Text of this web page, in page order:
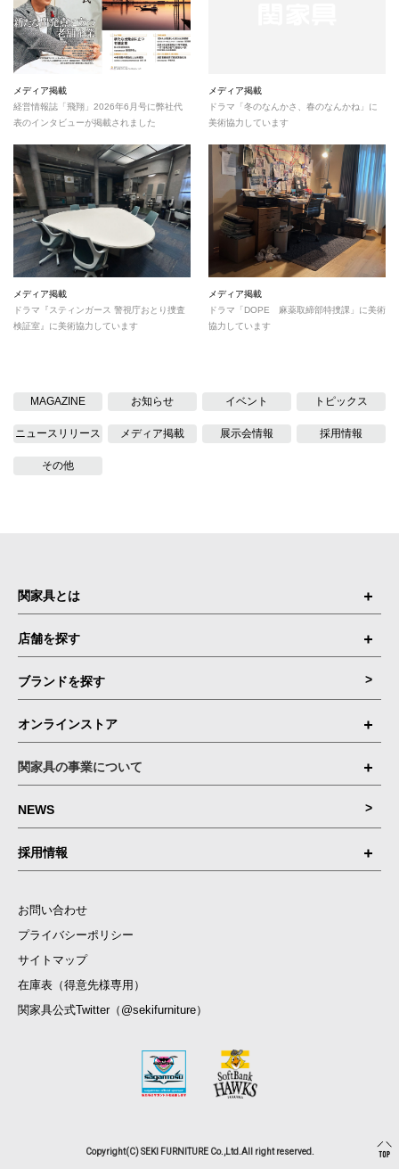
メディア掲載
経営情報誌「飛翔」2026年6月号に弊社代
表のインタビューが掲載されました
メディア掲載
ドラマ「冬のなんかさ、春のなんかね」に
美術協力しています
メディア掲載
ドラマ『スティンガース 警視庁おとり捜査
検証室』に美術協力しています
メディア掲載
ドラマ「DOPE 麻薬取締部特捜課」に美術
協力しています
MAGAZINE お知らせ イベント トピックス
ニュースリリース メディア掲載 展示会情報 採用情報
その他
関家具とは
店舗を探す
ブランドを探す
オンラインストア
関家具の事業について
NEWS
採用情報
お問い合わせ
プライバシーポリシー
サイトマップ
在庫表（得意先様専用）
関家具公式Twitter（@sekifurniture）
Copyright(C) SEKI FURNITURE Co.,Ltd.All right reserved.